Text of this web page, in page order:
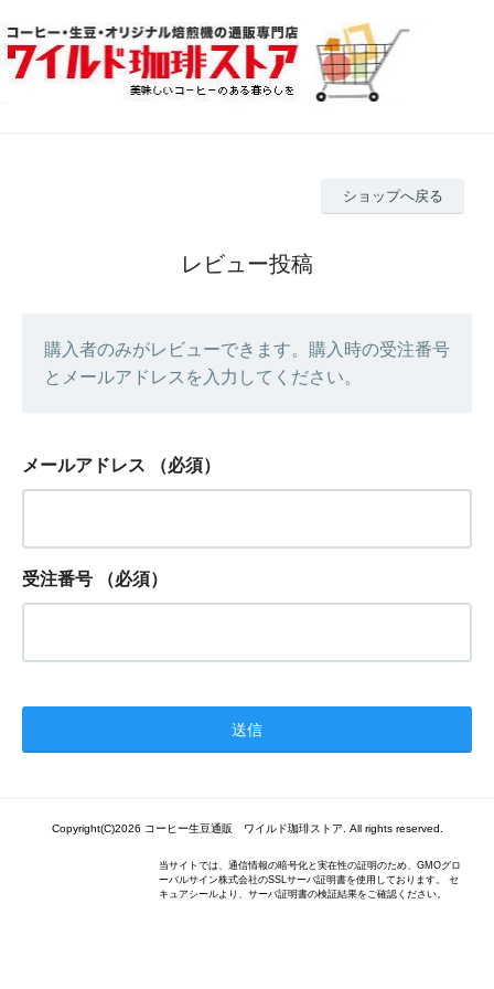
ショップへ戻る
レビュー投稿
購入者のみがレビューできます。購入時の受注番号
とメールアドレスを入力してください。
メールアドレス （必須）
受注番号 （必須）
Copyright(C)2026 コーヒー生豆通販 ワイルド珈琲ストア. All rights reserved.
当サイトでは、通信情報の暗号化と実在性の証明のため、GMOグロ
ーバルサイン株式会社のSSLサーバ証明書を使用しております。 セ
キュアシールより、サーバ証明書の検証結果をご確認ください。